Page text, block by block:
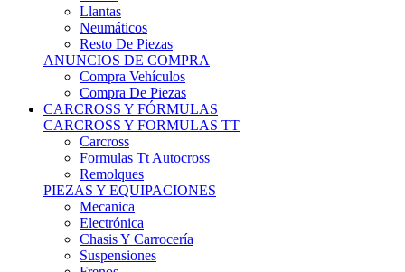
Suspensiones
Frenos
Llantas
Neumáticos
Resto De Piezas
Equipación Piloto
ANUNCIOS DE COMPRA
Compra De Cc Y Tt
Compra De Piezas
4X4 Y OFFROAD
VEHÍCULOS 4X4
Prototipos
Venta De Side By Side
Quads Y Buggys
4x4 De Calle
PIEZAS PARA 4X4
Mecánica